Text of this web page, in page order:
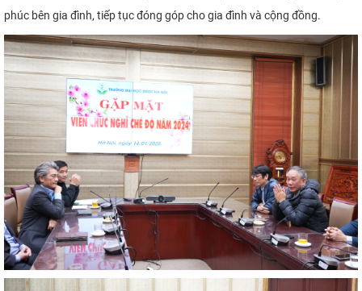
phúc bên gia đình, tiếp tục đóng góp cho gia đình và cộng đồng.